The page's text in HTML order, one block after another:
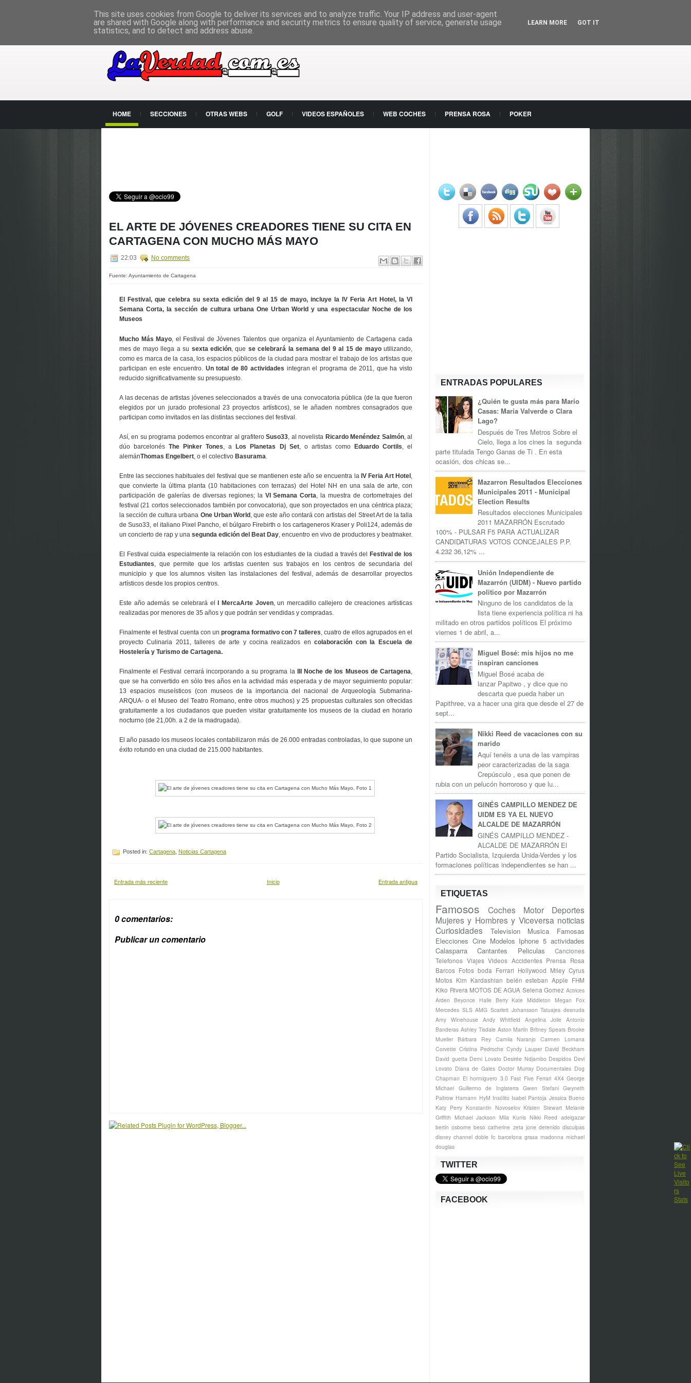
HOME SECCIONES OTRAS WEBS GOLF VIDEOS ESPAÑOLES WEB COCHES PRENSA ROSA POKER
EL ARTE DE JÓVENES CREADORES TIENE SU CITA EN
CARTAGENA CON MUCHO MÁS MAYO
22:03 No comments
Fuente: Ayuntamiento de Cartagena
El Festival, que celebra su sexta edición del 9 al 15 de mayo, incluye la IV Feria Art Hotel, la VI
Semana Corta, la sección de cultura urbana One Urban World y una espectacular Noche de los
Museos
Mucho Más Mayo , el Festival de Jóvenes Talentos que organiza el Ayuntamiento de Cartagena cada
mes de mayo llega a su sexta edición, que se celebrará la semana del 9 al 15 de mayoutilizando,
como es marca de la casa, los espacios públicos de la ciudad para mostrar el trabajo de los artistas que
participan en este encuentro. Un total de 80 actividades integran el programa de 2011, que ha visto
reducido significativamente su presupuesto.
A las decenas de artistas jóvenes seleccionados a través de una convocatoria pública (de la que fueron
elegidos por un jurado profesional 23 proyectos artísticos), se le añaden nombres consagrados que
participan como invitados en las distintas secciones del festival.
Así, en su programa podemos encontrar al grafitero Suso33 , al novelista Ricardo Menéndez Salmón, al
dúo barcelonésThe Pinker Tones , aLos Planetas Dj Set, o artistas como Eduardo Cortils , el
alemánThomas Engelbert , o el colectivo Basurama
Entre las secciones habituales del festival que se mantienen este año se encuentra la IV Feria Art Hotel
que convierte la última planta (10 habitaciones con terrazas) del Hotel NH en una sala de arte, con
participación de galerías de diversas regiones; la VI Semana Corta
, la muestra de cortometrajes del
festival (21 cortos seleccionados también por convocatoria), que son proyectados en una céntrica plaza;
la sección de cultura urbana One Urban World, que este año contará con artistas del Street Art de la talla
de Suso33, el italiano Pixel Pancho, el búlgaro Firebirth o los cartageneros Kraser y Poli124, además de
un concierto de rap y una segunda edición del Beat Day , encuentro en vivo de productores y beatmaker.
El Festival cuida especialmente la relación con los estudiantes de la ciudad a través del Festival de los
Estudiantes , que permite que los artistas cuenten sus trabajos en los centros de secundaria del
municipio y que los alumnos visiten las instalaciones del festival, además de desarrollar proyectos
artísticos desde los propios centros.
Este año además se celebrará el I MercaArte Joven, un mercadillo callejero de creaciones artísticas
realizadas por menores de 35 años y que podrán ser vendidas y compradas.
Finalmente el festival cuenta con un programa formativo con 7 talleres , cuatro de ellos agrupados en el
proyecto Culinaria 2011, talleres de arte y cocina realizados encolaboración con la Escuela de
Hostelería y Turismo de Cartagena.
Finalmente el Festival cerrará incorporando a su programa la III Noche de los Museos de Cartagena
que se ha convertido en sólo tres años en la actividad más esperada y de mayor seguimiento popular:
13 espacios museísticos (con museos de la importancia del nacional de Arqueología Submarina-
ARQUA- o el Museo del Teatro Romano, entre otros muchos) y 25 propuestas culturales son ofrecidas
gratuitamente a los ciudadanos que pueden visitar gratuitamente los museos de la ciudad en horario
nocturno (de 21,00h. a 2 de la madrugada).
El año pasado los museos locales contabilizaron más de 26.000 entradas controladas, lo que supone un
éxito rotundo en una ciudad de 215.000 habitantes.
Posted in: Cartagena Noticias Cartagena
Entrada más reciente Entrada antigua
Inicio
0 comentarios:
Publicar un comentario
ENTRADAS POPULARES
¿Quién te gusta más para Mario
Casas: María Valverde o Clara
Lago?
Después de Tres Metros Sobre el
Cielo, llega a los cines la segunda
parte titulada Tengo Ganas de Ti . En esta
ocasión, dos chicas se...
Mazarron Resultados Elecciones
Municipales 2011 - Municipal
Election Results
Resultados elecciones Municipales
2011 MAZARRÓN Escrutado
100% - PULSAR F5 PARA ACTUALIZAR
CANDIDATURAS VOTOS CONCEJALES P.P.
4.232 36,12% ...
Unión Independiente de
Mazarrón (UIDM) - Nuevo partido
politico por Mazarrón
Ninguno de los candidatos de la
lista tiene experiencia política ni ha
militado en otros partidos políticos El próximo
viernes 1 de abril, a...
Miguel Bosé: mis hijos no me
inspiran canciones
Miguel Bosé acaba de
lanzar Papitwo , y dice que no
descarta que pueda haber un
Papithree, va a hacer una gira que desde el 27 de
sept...
Nikki Reed de vacaciones con su
marido
Aquí tenéis a una de las vampiras
peor caracterizadas de la saga
Crepúsculo , esa que ponen de
rubia con un pelucón horroroso y que lu...
GINÉS CAMPILLO MENDEZ DE
UIDM ES YA EL NUEVO
ALCALDE DE MAZARRÓN
GINÉS CAMPILLO MENDEZ -
ALCALDE DE MAZARRÓN El
Partido Socialista, Izquierda Unida-Verdes y los
formaciones políticas independientes se han ...
ETIQUETAS
Famosos Coches Motor
Deportes
Mujeres y Hombres y Viceversa noticias
Curiosidades
Television Musica
Famosas
Elecciones Cine Modelos Iphone 5 actividades
Calasparra
Cantantes Peliculas
Canciones
Telefonos Viajes Videos Accidentes Prensa Rosa
Barcos Fotos boda Ferrari Hollywood Miley Cyrus
Motos Kim Kardashian belén esteban Apple FHM
Kiko Rivera MOTOS DE AGUA Selena Gomez Actrices
Arden
Beyonce Halle Berry Kate Middleton
Megan Fox
Mercedes SLS AMG Scarlett Johansson Tatuajes desnuda
Amy Winehouse Andy Whitfield Angelina Jolie Antonio
Banderas Ashley Tisdale Aston Martin Britney Spears Brooke
Mueller
Bárbara Rey Camila Naranjo
Carmen Lomana
Corvette Cristina Pedroche Cyndy Lauper David Beckham
David guetta Demi Lovato Desirée Ndjambo Despidos Devi
Lovato Diana de Gales Doctor Murray Documentales Dog
Chapman El hormiguero 3.0 Fast Five Ferrari 4X4 George
Michael Guillermo de Inglaterra Gwen Stefani Gwyneth
Paltrow Hamann HyM Insólito Isabel Pantoja Jessica Bueno
Katy Perry Konstantin Novoselov Kristen Stewart Melanie
Griffith Michael Jackson Mila Kunis Nikki Reed adelgazar
bertin osborne beso catherine zeta jone detenido disculpas
disney channel doble fc barcelona grasa madonna michael
douglas
TWITTER
FACEBOOK
This site uses cookies from Google to deliver its services and to analyze traffic. Your IP address and user-agent
are shared with Google along with performance and security metrics to ensure quality of service, generate usage
statistics, and to detect and address abuse.
LEARN MORE GOT IT